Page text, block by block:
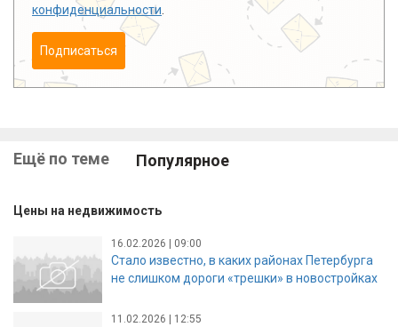
конфиденциальности
Подписаться
Ещё по теме Популярное
Цены на недвижимость
16.02.2026 | 09:00
Стало известно, в каких районах Петербурга
не слишком дороги «трешки» в новостройках
11.02.2026 | 12:55